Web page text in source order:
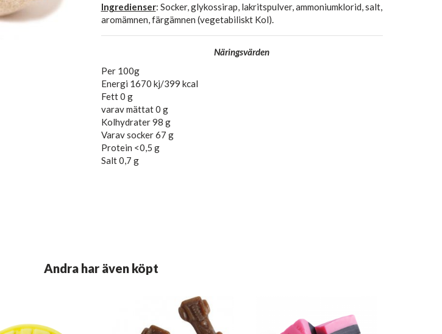
Ingredienser: Socker, glykossirap, lakritspulver, ammoniumklorid, salt,
aromämnen, färgämnen (vegetabiliskt Kol).
Näringsvärden
Per 100g
Energi 1670 kj/399 kcal
Fett 0 g
varav mättat 0 g
Kolhydrater 98 g
Varav socker 67 g
Protein <0,5 g
Salt 0,7 g
Andra har även köpt